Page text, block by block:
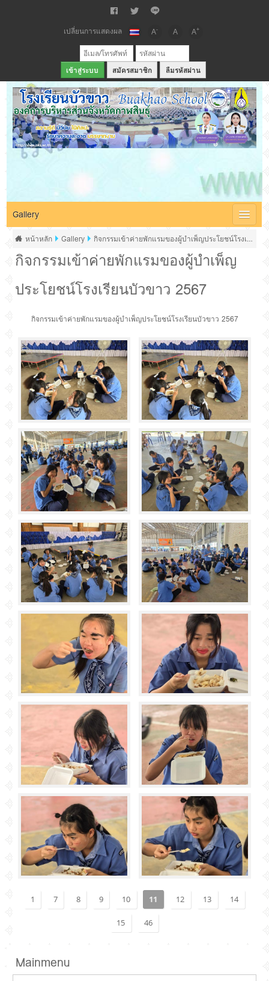
เปลี่ยนการแสดงผล A- A A+
สมัครสมาชิก ลืมรหัสผ่าน
เว็บไซต์โรงเรียนบัวขาว สังกัดองค์การบริหารส่วนจังหวัดกาฬสินธุ์
Gallery
กิจกรรมเข้าค่ายพักแรมของผู้บำเพ็ญ
ประโยชน์โรงเรียนบัวขาว 2567
หน้าหลัก Gallery กิจกรรมเข้าค่ายพักแรมของผู้บำเพ็ญประโยชน์โรงเรียนบั
กิจกรรมเข้าค่ายพักแรมของผู้บำเพ็ญประโยชน์โรงเรียนบัวขาว 2567
1 7 8 9 10 11 12 13 14
15 46
Mainmenu